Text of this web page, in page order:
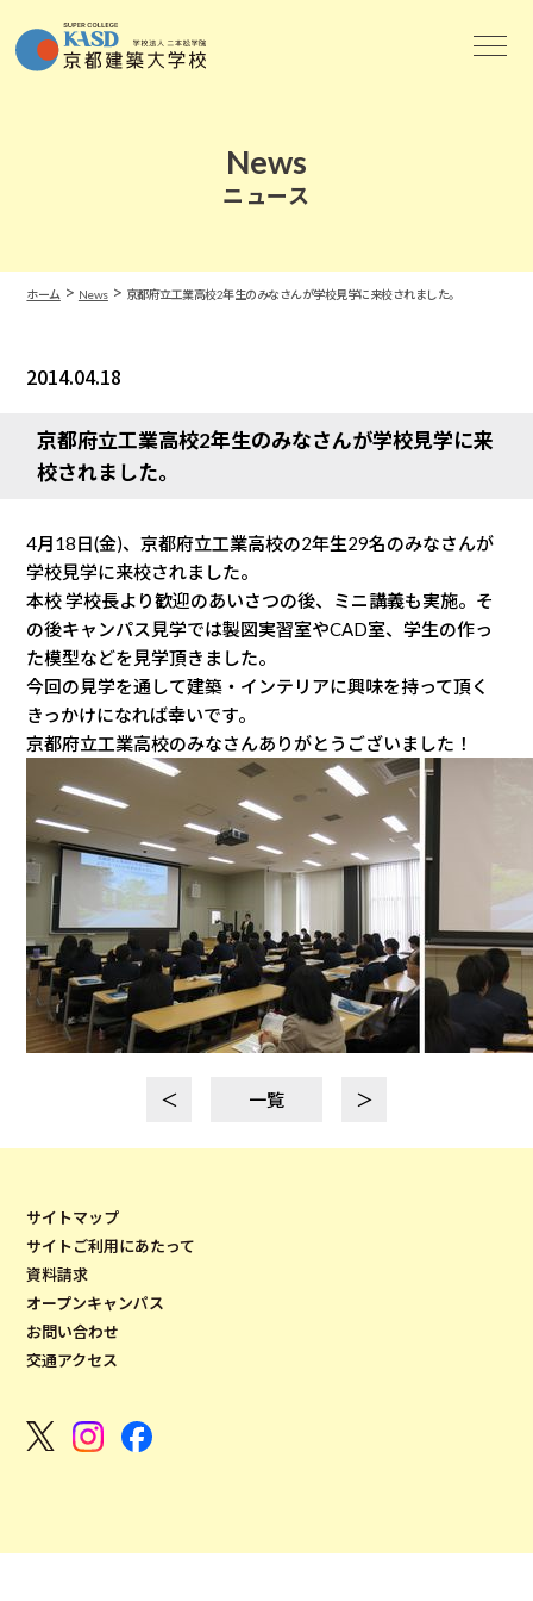
News
ニュース
ホーム > News> 京都府立工業高校2年生のみなさんが学校見学に来校されました。
2014.04.18
京都府立工業高校2年生のみなさんが学校見学に来
校されました。
4月18日(金)、京都府立工業高校の2年生29名のみなさんが
学校見学に来校されました。
本校 学校長より歓迎のあいさつの後、ミニ講義も実施。そ
の後キャンパス見学では製図実習室やCAD室、学生の作っ
た模型などを見学頂きました。
今回の見学を通して建築・インテリアに興味を持って頂く
きっかけになれば幸いです。
京都府立工業高校のみなさんありがとうございました！
＜ 一覧 ＞
サイトマップ
サイトご利用にあたって
資料請求
オープンキャンパス
お問い合わせ
交通アクセス